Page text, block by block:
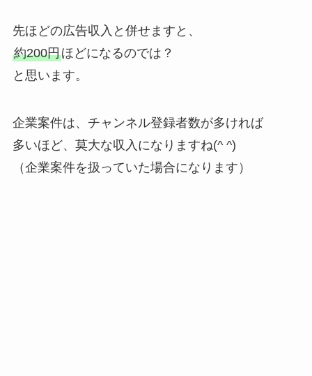
先ほどの広告収入と併せますと、
約200円ほどになるのでは？
と思います。
企業案件は、チャンネル登録者数が多ければ
多いほど、莫大な収入になりますね(^ ^)
（企業案件を扱っていた場合になります）